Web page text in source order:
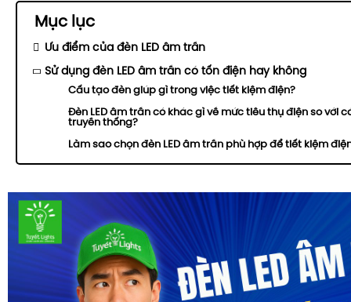
Mục lục
Ưu điểm của đèn LED âm trần
Sử dụng đèn LED âm trần có tốn điện hay không
Cấu tạo đèn giúp gì trong việc tiết kiệm điện?
Đèn LED âm trần có khác gì về mức tiêu thụ điện so với
truyền thống?
Làm sao chọn đèn LED âm trần phù hợp để tiết kiệm